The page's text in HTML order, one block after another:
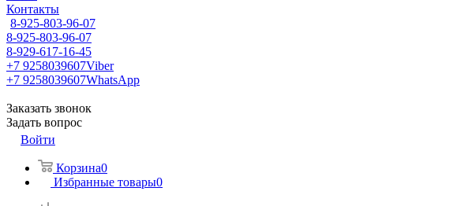
Контакты
8-925-803-96-07
8-925-803-96-07
8-929-617-16-45
+7 9258039607Viber
+7 9258039607WhatsApp
Заказать звонок
Задать вопрос
Войти
Корзина0
Избранные товары0